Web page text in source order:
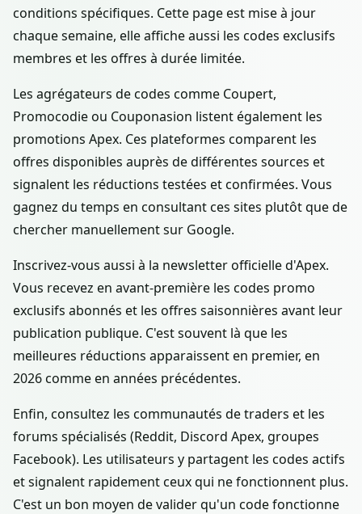
conditions spécifiques. Cette page est mise à jour
chaque semaine, elle affiche aussi les codes exclusifs
membres et les offres à durée limitée.
Les agrégateurs de codes comme Coupert,
Promocodie ou Couponasion listent également les
promotions Apex. Ces plateformes comparent les
offres disponibles auprès de différentes sources et
signalent les réductions testées et confirmées. Vous
gagnez du temps en consultant ces sites plutôt que de
chercher manuellement sur Google.
Inscrivez-vous aussi à la newsletter officielle d'Apex.
Vous recevez en avant-première les codes promo
exclusifs abonnés et les offres saisonnières avant leur
publication publique. C'est souvent là que les
meilleures réductions apparaissent en premier, en
2026 comme en années précédentes.
Enfin, consultez les communautés de traders et les
forums spécialisés (Reddit, Discord Apex, groupes
Facebook). Les utilisateurs y partagent les codes actifs
et signalent rapidement ceux qui ne fonctionnent plus.
C'est un bon moyen de valider qu'un code fonctionne